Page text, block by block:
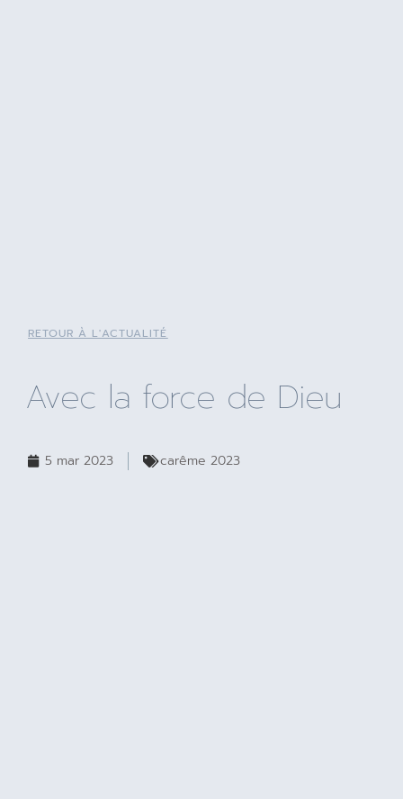
RETOUR À L'ACTUALITÉ
Avec la force de Dieu
5 mar 2023 carême 2023